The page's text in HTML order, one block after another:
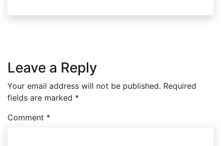
Leave a Reply
Your email address will not be published. Required
fields are marked *
Comment *